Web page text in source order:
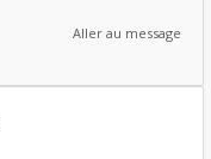
Aller au message